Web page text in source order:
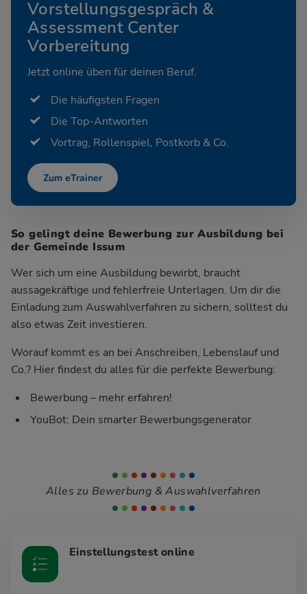
Vorstellungsgespräch &
Assessment Center
Vorbereitung
Jetzt online üben für deinen Beruf.
Die häufigsten Fragen
Die Top-Antworten
Vortrag, Rollenspiel, Postkorb & Co.
Zum eTrainer
So gelingt deine Bewerbung zur Ausbildung bei
der Gemeinde Issum
Wer sich um eine Ausbildung bewirbt, braucht
aussagekräftige und fehlerfreie Unterlagen. Um dir die
Einladung zum Auswahlverfahren zu sichern, solltest du
also etwas Zeit investieren.
Worauf kommt es an bei Anschreiben, Lebenslauf und
Co.? Hier findest du alles für die perfekte Bewerbung:
Bewerbung – mehr erfahren!
YouBot: Dein smarter Bewerbungsgenerator
Alles zu Bewerbung & Auswahlverfahren
Einstellungstest online